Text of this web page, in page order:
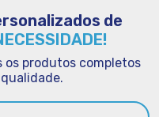
de
os produtos completos